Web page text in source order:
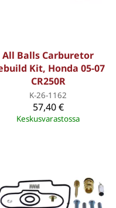
All Balls Carburetor
Kit, Honda 05-07
CR250R
K-26-1162
57,40 €
Keskusvarastossa